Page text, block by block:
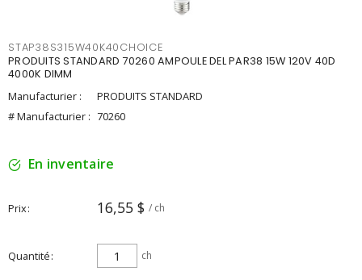
STAP38S315W40K40CHOICE
PRODUITS STANDARD 70260 AMPOULE DEL PAR38 15W 120V 40D
4000K DIMM
Manufacturier :
PRODUITS STANDARD
# Manufacturier : 70260
En inventaire
Prix 16,55 $ / ch
Quantité ch